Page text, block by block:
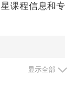
课程信息和专
星服务，让用户
显示全部